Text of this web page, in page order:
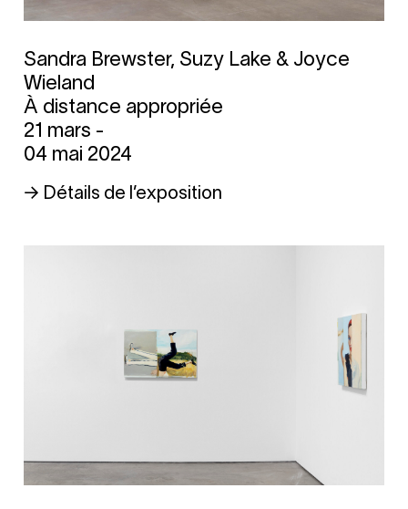
Sandra Brewster, Suzy Lake & Joyce
Wieland
À distance appropriée
21 mars -
04 mai 2024
→ Détails de l’exposition